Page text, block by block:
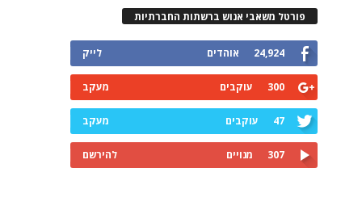
פורטל משאבי אנוש ברשתות החברתיות
24,924 אוהדים לייק
300 עוקבים מעקב
47 עוקבים מעקב
307 מנויים להירשם